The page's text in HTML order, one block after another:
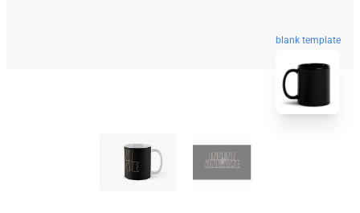
blank template